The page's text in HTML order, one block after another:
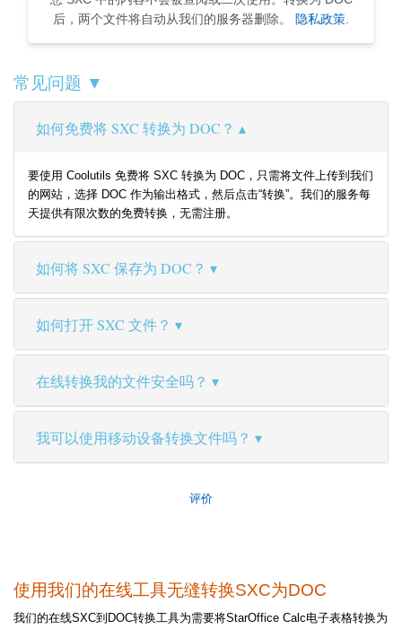
后，两个文件将自动从我们的服务器删除。
隐私政策.
常见问题 ▼
如何免费将 SXC 转换为 DOC？
要使用 Coolutils 免费将 SXC 转换为 DOC，只需将文件上传到我们
的网站，选择 DOC 作为输出格式，然后点击“转换”。我们的服务每
天提供有限次数的免费转换，无需注册。
如何将 SXC 保存为 DOC？
如何打开 SXC 文件？
在线转换我的文件安全吗？
我可以使用移动设备转换文件吗？
评价
使用我们的在线工具无缝转换SXC为DOC
我们的在线SXC到DOC转换工具为需要将StarOffice Calc电子表格转换为